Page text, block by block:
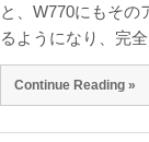
と、W770にもその
るようになり、完
Continue Reading »